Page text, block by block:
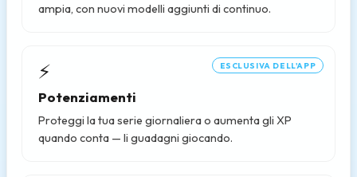
ampia, con nuovi modelli aggiunti di continuo.
ESCLUSIVA DELL'APP
⚡
Potenziamenti
Proteggi la tua serie giornaliera o aumenta gli XP
quando conta — li guadagni giocando.